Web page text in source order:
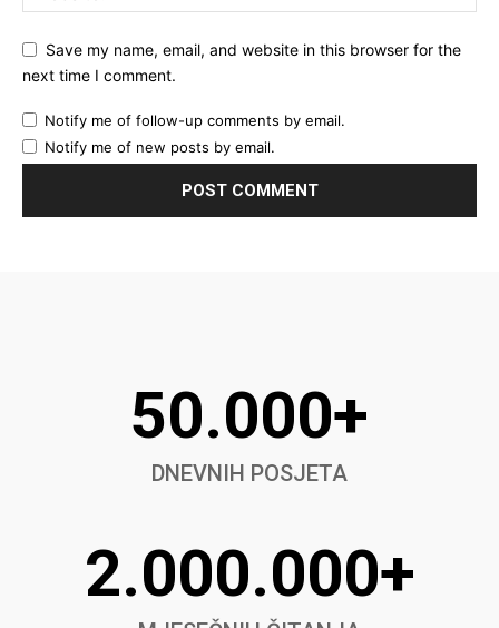
Save my name, email, and website in this browser for the
next time I comment.
Notify me of follow-up comments by email.
Notify me of new posts by email.
50.000+
DNEVNIH POSJETA
2.000.000+